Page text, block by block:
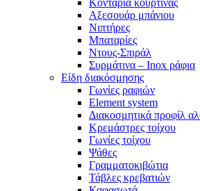
Κοντάρια κουρτίνας
Αξεσουάρ μπάνιου
Νιπτήρες
Μπαταρίες
Ντους-Σπιράλ
Συρμάτινα – Inox ράφια
Είδη διακόσμησης
Γωνίες ραφιών
Element system
Διακοσμητικά προφίλ
Κρεμάστρες τοίχου
Γωνίες τοίχου
Ψάθες
Γραμματοκιβώτια
Τάβλες κρεβατιών